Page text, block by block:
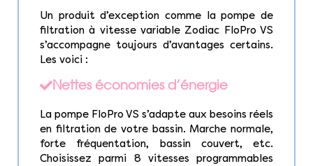
Un produit d’exception comme la pompe de
filtration à vitesse variable Zodiac FloPro VS
s’accompagne toujours d’avantages certains.
Les voici :
Nettes économies d’énergie
La pompe FloPro VS s’adapte aux besoins réels
en filtration de votre bassin. Marche normale,
forte fréquentation, bassin couvert, etc.
Choisissez parmi 8 vitesses programmables